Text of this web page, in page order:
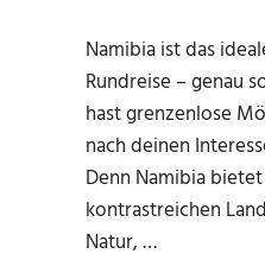
Namibia ist das
Rundreise – genau
hast grenzenlose
nach deinen
Denn Namibia
kontrastreichen
Natur, …